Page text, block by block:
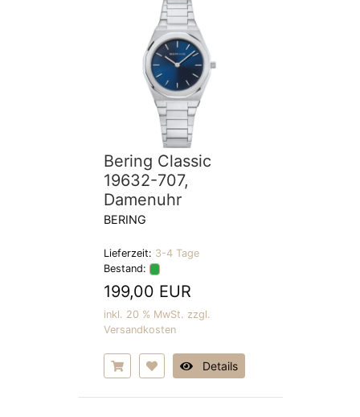
Bering Classic
19632-707,
Damenuhr
BERING
Lieferzeit: 3-4 Tage
Bestand:
199,00 EUR
inkl. 20 % MwSt. zzgl.
Versandkosten
Details